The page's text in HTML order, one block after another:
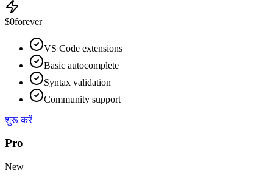
$0forever
VS Code extensions
Basic autocomplete
Syntax validation
Community support
शुरू करें
Pro
New